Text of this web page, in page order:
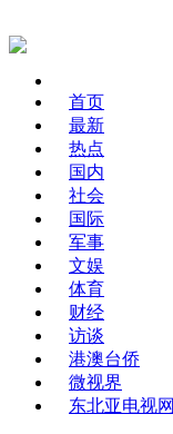
首页
最新
热点
国内
社会
国际
军事
文娱
体育
财经
访谈
港澳台侨
微视界
东北亚电视网